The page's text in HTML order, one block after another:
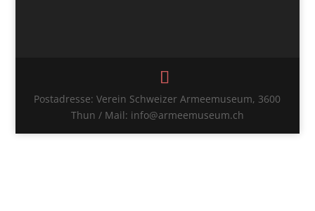
Postadresse: Verein Schweizer Armeemuseum, 3600
Thun / Mail: info@armeemuseum.ch